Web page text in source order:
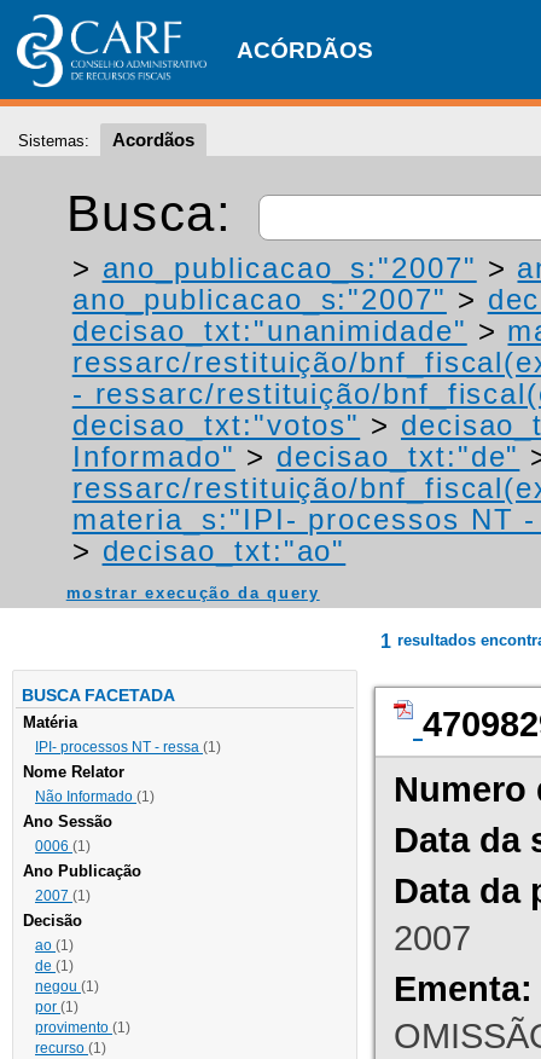
ACÓRDÃOS
Sistemas: Acordãos
Busca:
> ano_publicacao_s:"2007" >
ano_publicacao_s:"2007" >
decisao_txt:"unanimidade" >
ressarc/restituição/
- ressarc/restituição/
decisao_txt:"votos" >
Informado" > decisao_txt:"de"
ressarc/restituição/
materia_s:"IPI- processos NT
> decisao_txt:"ao"
mostrar execução da query
BUSCA FACETADA
Matéria
IPI- processos NT - ressa (1)
Nome Relator
Não Informado (1)
Ano Sessão
0006 (1)
Ano Publicação
2007 (1)
Decisão
ao (1)
de (1)
negou (1)
por (1)
provimento (1)
recurso (1)
1 resultados
Numero
Data da
Data da
2007
Ementa: